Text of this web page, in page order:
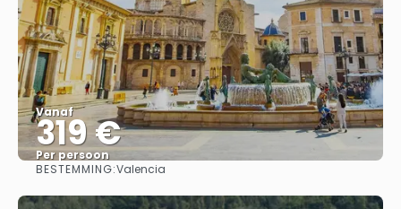
Vanaf
319 €
Per persoon
BESTEMMING:Valencia